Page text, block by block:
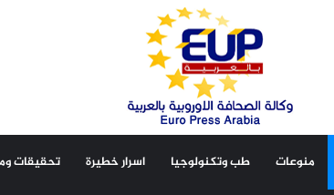
منوعات طب وتكنولوجيا اسرار خطيرة تحقيقات